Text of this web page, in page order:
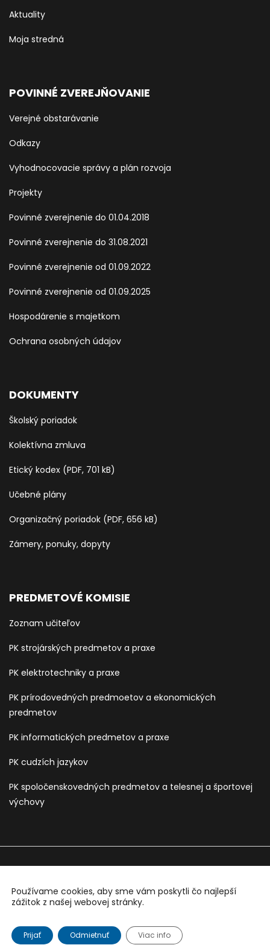
Aktuality
Moja stredná
POVINNÉ ZVEREJŇOVANIE
Verejné obstarávanie
Odkazy
Vyhodnocovacie správy a plán rozvoja
Projekty
Povinné zverejnenie do 01.04.2018
Povinné zverejnenie do 31.08.2021
Povinné zverejnenie od 01.09.2022
Povinné zverejnenie od 01.09.2025
Hospodárenie s majetkom
Ochrana osobných údajov
DOKUMENTY
Školský poriadok
Kolektívna zmluva
Etický kodex (PDF, 701 kB)
Učebné plány
Organizačný poriadok (PDF, 656 kB)
Zámery, ponuky, dopyty
PREDMETOVÉ KOMISIE
Zoznam učiteľov
PK strojárských predmetov a praxe
PK elektrotechniky a praxe
PK prírodovedných predmoetov a ekonomických
predmetov
PK informatických predmetov a praxe
PK cudzích jazykov
PK spoločenskovedných predmetov a telesnej a športovej
výchovy
Webology.sk
Sledujte nás na:
Používame cookies, aby sme vám poskytli čo najlepší
zážitok z našej webovej stránky.
Prijať Odmietnuť Viac info